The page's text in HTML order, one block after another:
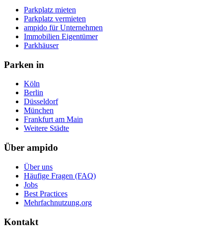
Parkplatz mieten
Parkplatz vermieten
ampido für Unternehmen
Immobilien Eigentümer
Parkhäuser
Parken in
Köln
Berlin
Düsseldorf
München
Frankfurt am Main
Weitere Städte
Über ampido
Über uns
Häufige Fragen (FAQ)
Jobs
Best Practices
Mehrfachnutzung.org
Kontakt